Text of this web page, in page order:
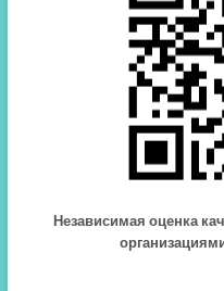
Независимая оценка